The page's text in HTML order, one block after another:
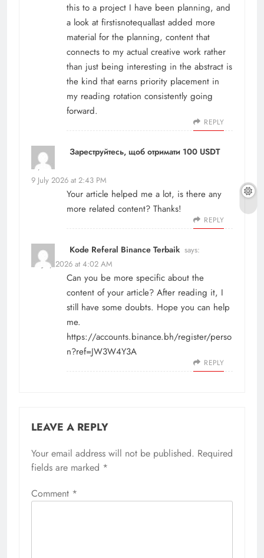
this to a project I have been planning, and
a look at firstisnotequallast added more
material for the planning, content that
connects to my actual creative work rather
than just being interesting in the abstract is
the kind that earns priority placement in
my reading rotation consistently going
forward.
REPLY
Зареструйтесь, щоб отримати 100 USDT
says:
9 July 2026 at 2:43 PM
Your article helped me a lot, is there any
more related content? Thanks!
REPLY
Kode Referal Binance Terbaik says:
27 July 2026 at 4:02 AM
Can you be more specific about the
content of your article? After reading it, I
still have some doubts. Hope you can help
me.
https://accounts.binance.bh/register/perso
n?ref=JW3W4Y3A
REPLY
LEAVE A REPLY
Your email address will not be published. Required
fields are marked *
Comment *